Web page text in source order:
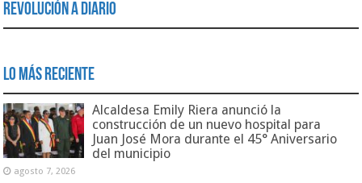
Revolución a Diario
Lo Más Reciente
Alcaldesa Emily Riera anunció la
construcción de un nuevo hospital para
Juan José Mora durante el 45° Aniversario
del municipio
agosto 7, 2026